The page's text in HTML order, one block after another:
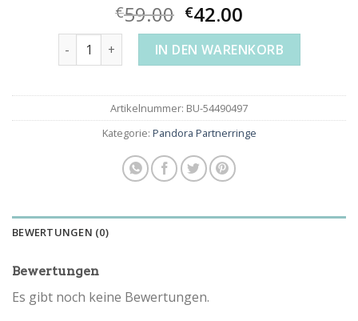
€59.00 €42.00
pandora partnerringe Menge
IN DEN WARENKORB
Artikelnummer: BU-54490497
Kategorie: Pandora Partnerringe
BEWERTUNGEN (0)
Bewertungen
Es gibt noch keine Bewertungen.